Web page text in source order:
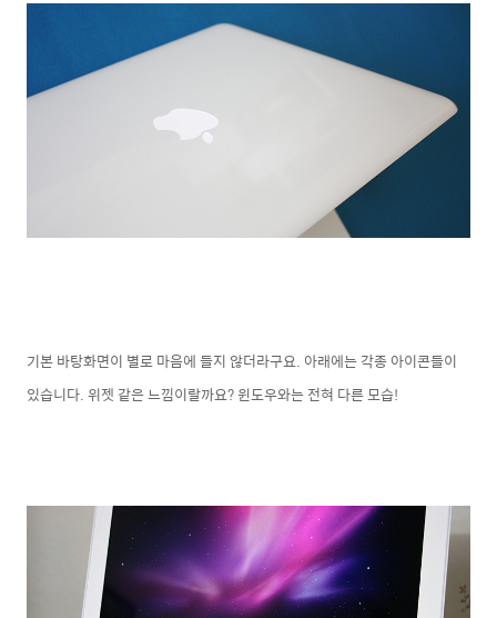
기본 바탕화면이 별로 마음에 들지 않더라구요. 아래에는 각종 아이콘들이
있습니다. 위젯 같은 느낌이랄까요? 윈도우와는 전혀 다른 모습!